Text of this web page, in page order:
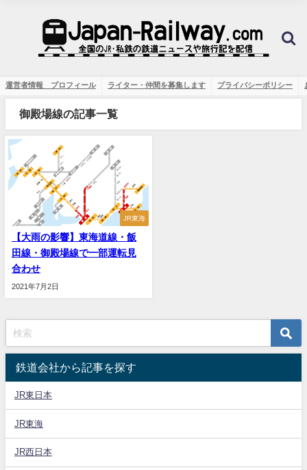
運営者情報 プロフィール ライター・仲間を募集します プライバシーポリシー
御殿場線の記事一覧
JR東海
【大雨の影響】東海道線・飯
田線・御殿場線で一部運転見
合わせ
2021年7月2日
鉄道会社から記事を探す
JR東日本
JR東海
JR西日本